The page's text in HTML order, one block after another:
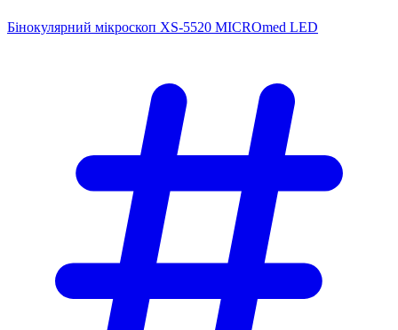
Бінокулярний мікроскоп XS-5520 MICROmed LED